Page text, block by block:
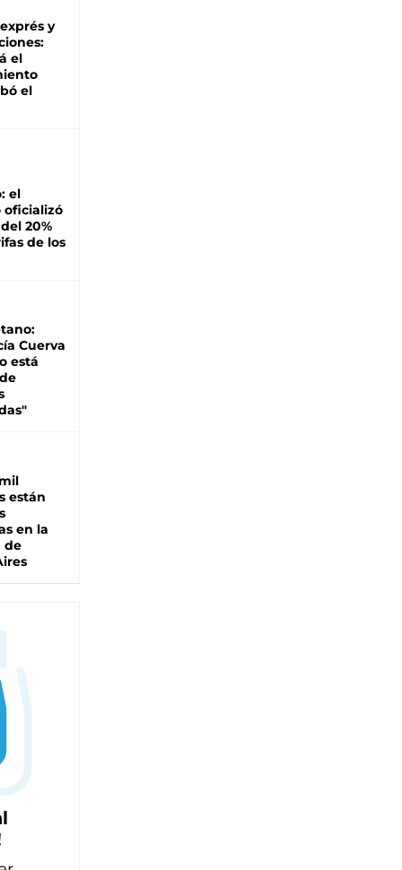
y
el
el
el
oficializó
20%
de los
Cuerva
está
están
en la
de